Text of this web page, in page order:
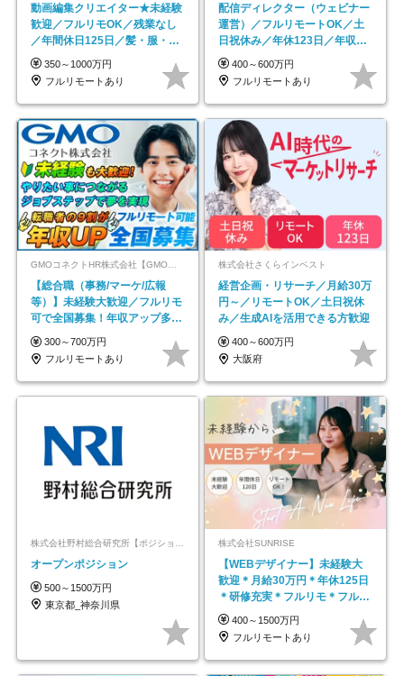
動画編集クリエイター★未経験
歓迎／フルリモOK／残業なし
／年間休日125日／髪・服・ネ
イル自由／研修充実で安心
350～1000万円
フルリモートあり
配信ディレクター（ウェビナー
運営）／フルリモートOK／土
日祝休み／年休123日／年収
600万円可
400～600万円
フルリモートあり
GMOコネクトHR株式会社【GMOインターネットグループ】
【総合職（事務/マーケ/広報
等）】未経験大歓迎／フルリモ
可で全国募集！年収アップ多数
★年休最大130日★
300～700万円
フルリモートあり
株式会社さくらインベスト
経営企画・リサーチ／月給30万
円～／リモートOK／土日祝休
み／生成AIを活用できる方歓迎
400～600万円
大阪府
オープンポジション
500～1500万円
東京都_神奈川県
株式会社SUNRISE
【WEBデザイナー】未経験大
歓迎＊月給30万円＊年休125日
＊研修充実＊フルリモ＊フルフ
レックス＊
400～1500万円
フルリモートあり